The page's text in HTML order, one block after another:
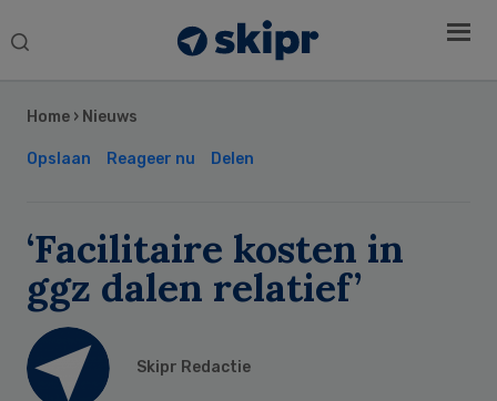
Search
Home › Nieuws
Opslaan Reageer nu Delen
‘Facilitaire kosten in
ggz dalen relatief’
Skipr Redactie
Sidebar